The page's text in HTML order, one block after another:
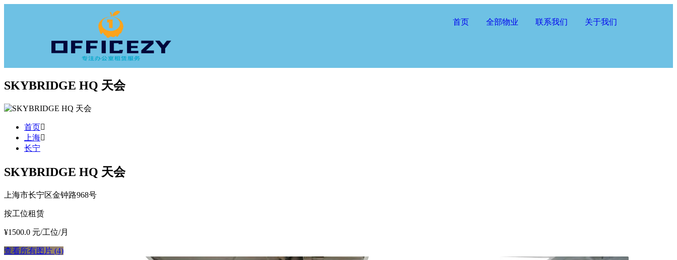
首页 全部物业 联系我们 关于我们
SKYBRIDGE HQ 天会
首页
上海
长宁
SKYBRIDGE HQ 天会
上海市长宁区金钟路968号
按工位租赁
¥1500.0 元/工位/月
查看所有图片 (4)